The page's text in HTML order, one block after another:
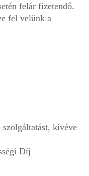
felár fizetendő.
fel velünk a
szolgáltatást, kivéve
Díj